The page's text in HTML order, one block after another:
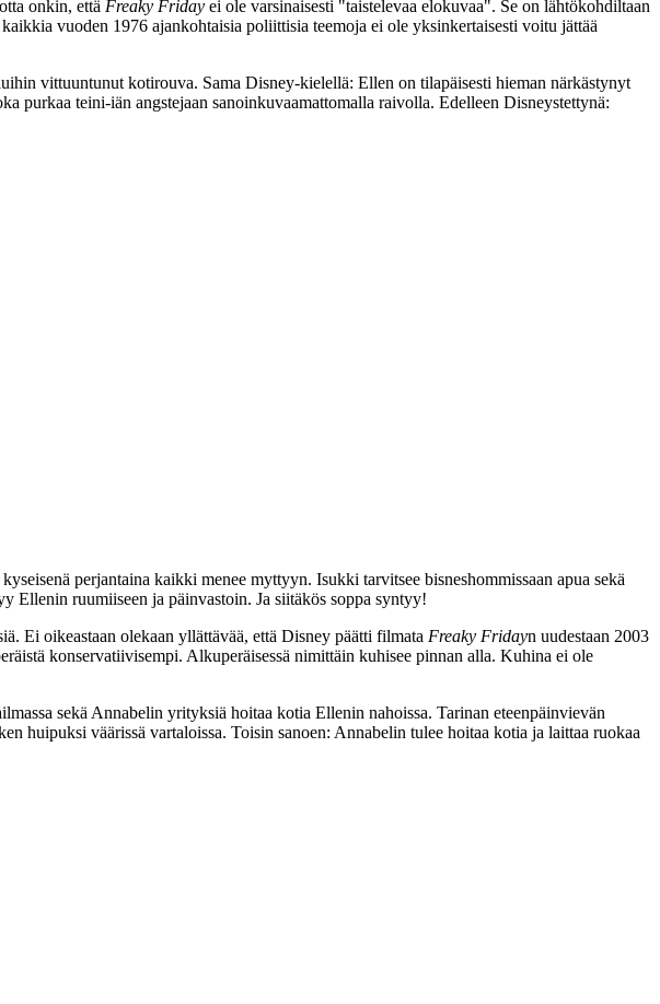
onkin, että Freaky Friday ei ole varsinaisesti "taistelevaa elokuvaa". Se on lähtökohdiltaan
vuoden 1976 ajankohtaisia poliittisia teemoja ei ole yksinkertaisesti voitu jättää
vittuuntunut kotirouva. Sama Disney-kielellä: Ellen on tilapäisesti hieman närkästynyt
purkaa teini‑iän angstejaan sanoinkuvaamattomalla raivolla. Edelleen Disneystettynä:
perjantaina kaikki menee myttyyn. Isukki tarvitsee bisneshommissaan apua sekä
Ellenin ruumiiseen ja päinvastoin. Ja siitäkös soppa syntyy!
Ei oikeastaan olekaan yllättävää, että Disney päätti filmata Freaky Fridayn uudestaan 2003
konservatiivisempi. Alkuperäisessä nimittäin kuhisee pinnan alla. Kuhina ei ole
sekä Annabelin yrityksiä hoitaa kotia Ellenin nahoissa. Tarinan eteenpäinvievän
huipuksi väärissä vartaloissa. Toisin sanoen: Annabelin tulee hoitaa kotia ja laittaa ruokaa